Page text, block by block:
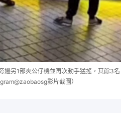
邊另1部夾公仔機並再次動手猛搖，其餘3名
影片截圖）